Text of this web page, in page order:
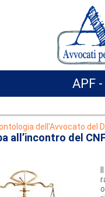
APF
dell'Avvocato del
all’incontro del